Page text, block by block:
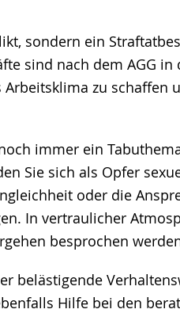
sondern ein
sind nach dem AGG in
zu schaffen
immer ein
Sie sich als Opfer
oder die
In vertraulicher
besprochen
belästigende
Hilfe bei den